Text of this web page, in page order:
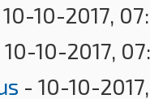
10-2017,
10-2017,
- 10-10-